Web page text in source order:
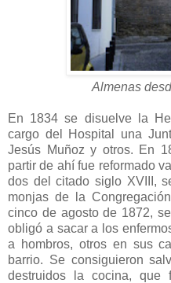
Almenas
En 1834 se disuelve la
cargo del Hospital una
Jesús Muñoz y otros. En
partir de ahí fue reformado
dos del citado siglo XVIII,
monjas de la
cinco de agosto de 1872,
obligó a sacar a los
a hombros, otros en sus
barrio. Se consiguieron
destruidos la cocina,